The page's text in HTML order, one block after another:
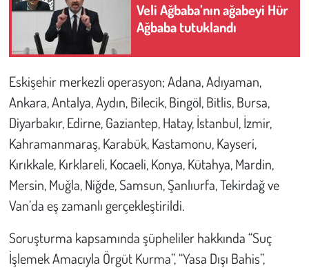
Veli Ağbaba’nın ağabeyi Hür
Ağbaba tutuklandı
Eskişehir merkezli operasyon; Adana, Adıyaman,
Ankara, Antalya, Aydın, Bilecik, Bingöl, Bitlis, Bursa,
Diyarbakır, Edirne, Gaziantep, Hatay, İstanbul, İzmir,
Kahramanmaraş, Karabük, Kastamonu, Kayseri,
Kırıkkale, Kırklareli, Kocaeli, Konya, Kütahya, Mardin,
Mersin, Muğla, Niğde, Samsun, Şanlıurfa, Tekirdağ ve
Van’da eş zamanlı gerçekleştirildi.
Soruşturma kapsamında şüpheliler hakkında “Suç
İşlemek Amacıyla Örgüt Kurma”, “Yasa Dışı Bahis”,
Tarih
Hukuk
Tarım
Son Dakika
Kent
Eğlence